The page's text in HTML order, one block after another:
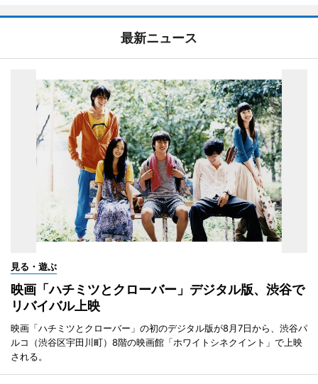
最新ニュース
見る・遊ぶ
映画「ハチミツとクローバー」デジタル版、渋谷で
リバイバル上映
映画「ハチミツとクローバー」の初のデジタル版が8月7日から、渋谷パ
ルコ（渋谷区宇田川町）8階の映画館「ホワイトシネクイント」で上映
される。